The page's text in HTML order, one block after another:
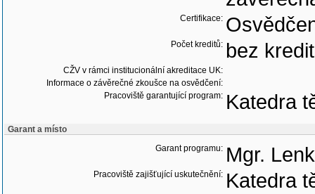
Certifikace:
Počet kreditů: bez
CŽV v rámci institucionální akreditace UK:
Informace o závěrečné zkoušce na osvědčení:
Pracoviště garantující program: Katedra
Garant a místo
Garant programu: Mgr.
Pracoviště zajišťující uskutečnění: Katedra